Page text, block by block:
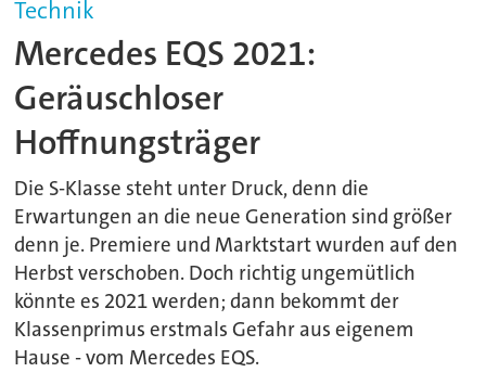
Technik
Mercedes EQS 2021:
Geräuschloser
Hoffnungsträger
Die S-Klasse steht unter Druck, denn die
Erwartungen an die neue Generation sind größer
denn je. Premiere und Marktstart wurden auf den
Herbst verschoben. Doch richtig ungemütlich
könnte es 2021 werden; dann bekommt der
Klassenprimus erstmals Gefahr aus eigenem
Hause - vom Mercedes EQS.